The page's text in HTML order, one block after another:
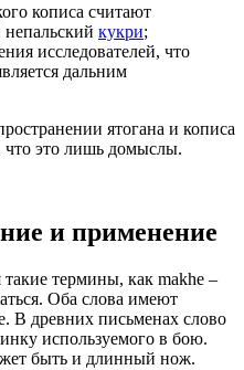
кописа считают
кукри;
исследователей, что
дальним
ятогана и кописа
что это лишь домыслы.
и применение
термины, как makhe –
Оба слова имеют
В древних письменах слово
используемого в бою.
быть и длинный нож.